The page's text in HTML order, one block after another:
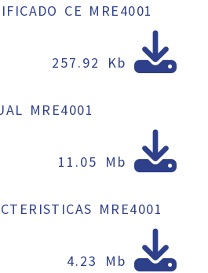
CE MRE4001
257.92 Kb
MRE4001
11.05 Mb
MRE4001
4.23 Mb